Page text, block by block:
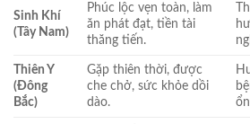
Sinh Khí
(Tây Nam)
Phúc lộc vẹn toàn, làm
ăn phát đạt, tiền tài
thăng tiến.
Thiên Y
(Đông
Bắc)
Gặp thiên thời, được
che chở, sức khỏe dồi
dào.